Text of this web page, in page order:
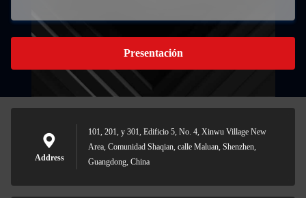
Presentación
Address
101, 201, y 301, Edificio 5, No. 4, Xinwu Village New
Area, Comunidad Shaqian, calle Maluan, Shenzhen,
Guangdong, China